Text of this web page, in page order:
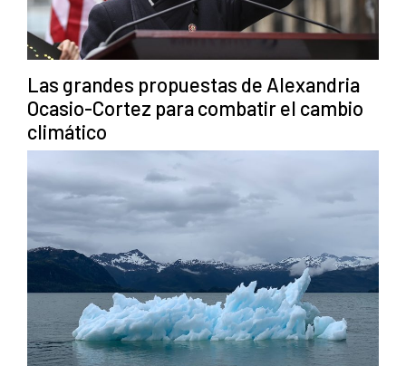
Las grandes propuestas de Alexandria
Ocasio-Cortez para combatir el cambio
climático